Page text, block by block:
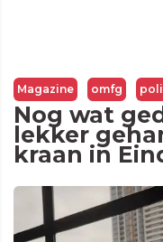
Magazine omfg
Nog wat
lekker
kraan in